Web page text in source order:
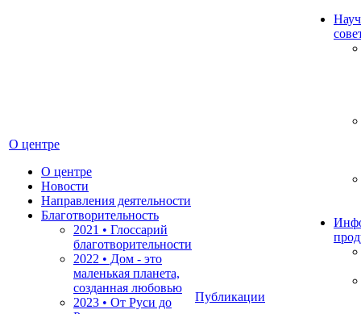
О центре
О центре
Новости
Направления деятельности
Благотворительность
2021 • Глоссарий
благотворительности
2022 • Дом - это
маленькая планета,
созданная любовью
2023 • От Руси до
Публикации